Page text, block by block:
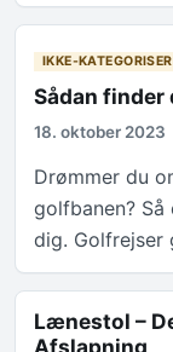
IKKE-
Sådan finder
18. oktober 2023
Drømmer du
golfbanen?
dig. Golfrejser
Lænestol –
Afslapning